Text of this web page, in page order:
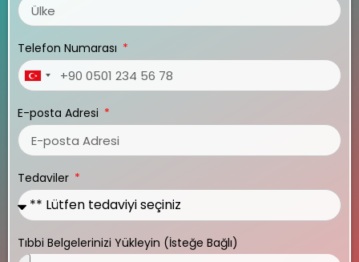
Telefon Numarası
Turkey
E-posta Adresi
Tedaviler
Tıbbi Belgelerinizi Yükleyin (İsteğe Bağlı)